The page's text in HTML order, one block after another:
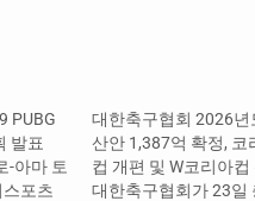
PUBG
발표
-아마 토
포츠
대한축구협회 2026년
산안 1,387억 확정, 코
컵 개편 및 W코리아컵
대한축구협회가 23일